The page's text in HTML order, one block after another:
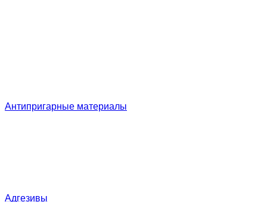
Антипригарные материалы
Адгезивы